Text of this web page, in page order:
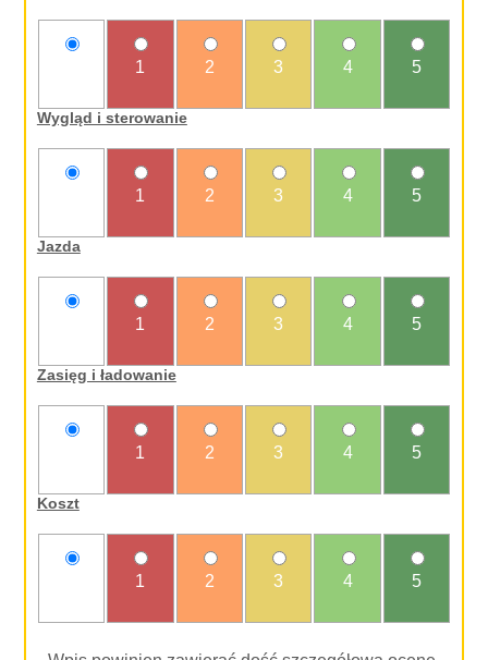
1 2 3 4 5
Wygląd i sterowanie
1 2 3 4 5
Jazda
1 2 3 4 5
Zasięg i ładowanie
1 2 3 4 5
Koszt
1 2 3 4 5